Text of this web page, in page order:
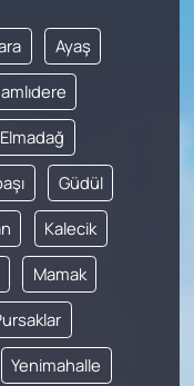
Ayaş
Elmadağ
Güdül
Kalecik
Mamak
Yenimahalle